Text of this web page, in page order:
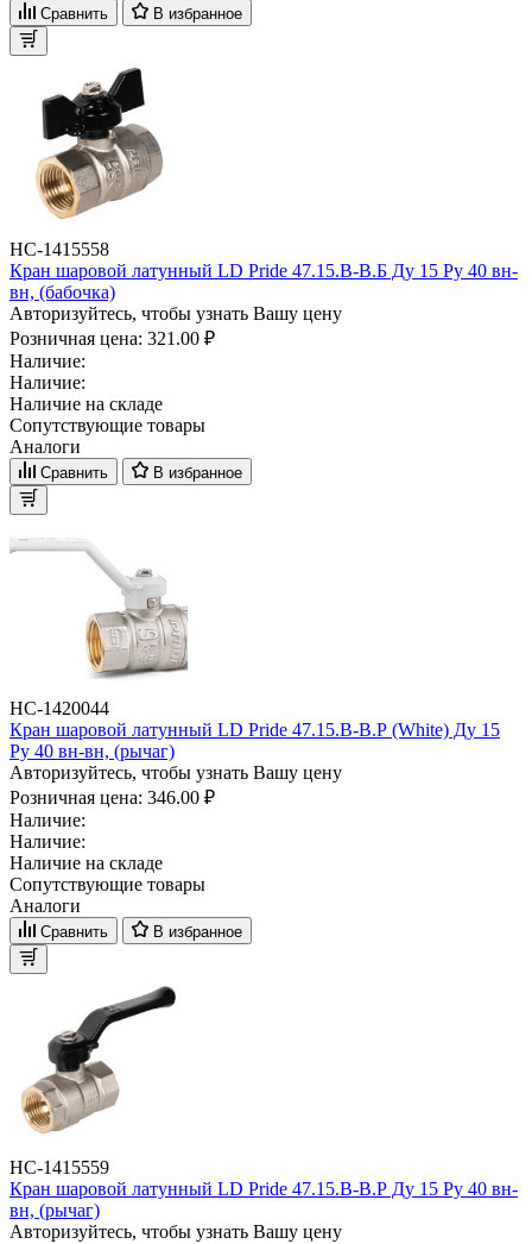
Сравнить В избранное
НС-1415558
Кран шаровой латунный LD Pride 47.15.B-B.Б Ду 15 Ру 40 вн-
вн, (бабочка)
Авторизуйтесь, чтобы узнать Вашу цену
Розничная цена: 321.00 ₽
Наличие:
Наличие:
Наличие на складе
Сопутствующие товары
Аналоги
Сравнить В избранное
НС-1420044
Кран шаровой латунный LD Pride 47.15.B-B.Р (White) Ду 15
Ру 40 вн-вн, (рычаг)
Авторизуйтесь, чтобы узнать Вашу цену
Розничная цена: 346.00 ₽
Наличие:
Наличие:
Наличие на складе
Сопутствующие товары
Аналоги
Сравнить В избранное
НС-1415559
Кран шаровой латунный LD Pride 47.15.B-B.Р Ду 15 Ру 40 вн-
вн, (рычаг)
Авторизуйтесь, чтобы узнать Вашу цену